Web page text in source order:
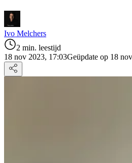
Ivo Melchers
2 min. leestijd
18 nov 2023, 17:03Geüpdate op 18